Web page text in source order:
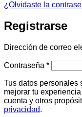
¿Olvidaste la
Registrarse
Dirección de correo
Contraseña *
Tus datos personales
mejorar tu
cuenta y otros
privacidad.